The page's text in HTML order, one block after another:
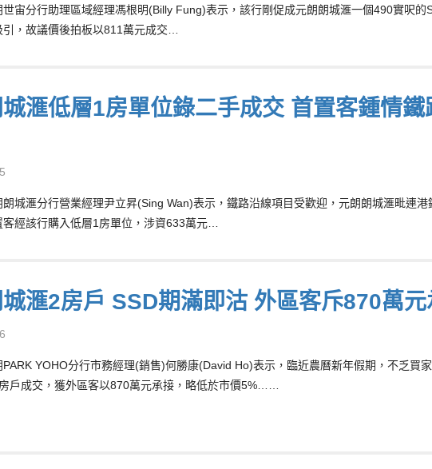
宙分行助理區域經理馮根明(Billy Fung)表示，該行剛促成元朗朗城滙一個490實呎的
引，故議價後拍板以811萬元成交…
滙低層1房單位錄二手成交 首置客鍾情
城滙分行營業經理尹立昇(Sing Wan)表示，鐵路沿線項目受歡迎，元朗朗城滙毗連
客經該行購入低層1房單位，涉資633萬元…
滙2房戶 SSD期滿即沽 外區客斥870萬
YOHO分行市務經理(銷售)何勝康(David Ho)表示，臨近農曆新年假期，不乏買
戶成交，獲外區客以870萬元承接，略低於市價5%……